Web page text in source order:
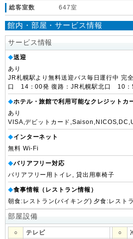
総客室数 647室
館内・部屋・サービス情報
サービス情報
◆送迎
あり
JR札幌駅より無料送迎バス毎日運行中 完
口 14：00発 復路：JR札幌駅北口 10：
◆ホテル・旅館で利用可能なクレジットカ
あり
VISA,デビットカード
◆インターネット
無料 Wi-Fi
◆バリアフリー対応
バリアフリー用トイレ, 貸出用車椅子
◆食事情報（レストラン情報）
朝食:レストラン(バイキング) 夕食:レスト
部屋設備
○ テレビ ○